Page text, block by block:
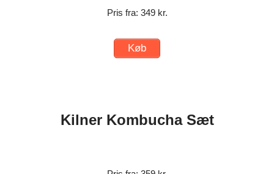
Pris fra: 349 kr.
Køb
Kilner Kombucha Sæt